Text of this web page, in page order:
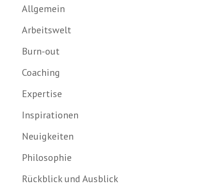
Allgemein
Arbeitswelt
Burn-out
Coaching
Expertise
Inspirationen
Neuigkeiten
Philosophie
Rückblick und Ausblick